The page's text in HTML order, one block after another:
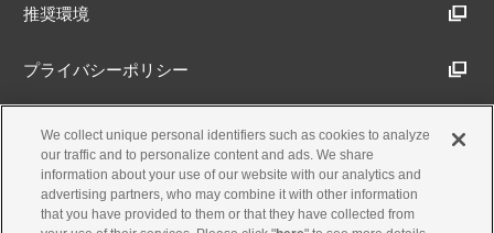
推奨環境
プライバシーポリシー
Cookieポリシー
アクセシビリティ方針
We collect unique personal identifiers such as cookies to analyze
our traffic and to personalize content and ads. We share
information about your use of our website with our analytics and
advertising partners, who may combine it with other information
that you have provided to them or that they have collected from